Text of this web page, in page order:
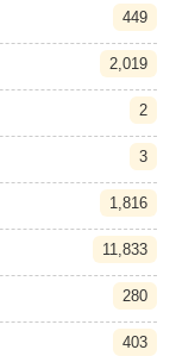
449
2,019
2
3
1,816
11,833
280
403